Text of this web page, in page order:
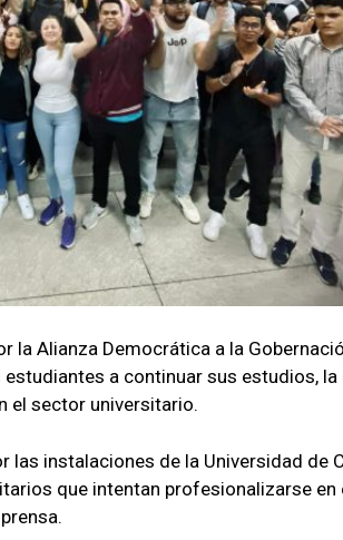
la Alianza Democrática a la
a continuar sus estudios,
el sector universitario.
las instalaciones de la Universidad de
que intentan profesionalizarse en